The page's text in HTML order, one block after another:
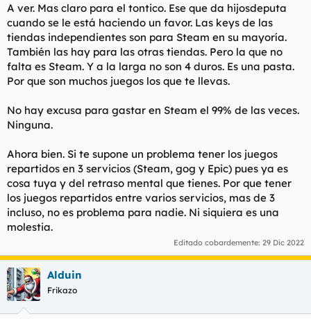
A ver. Mas claro para el tontico. Ese que da hijosdeputa
cuando se le está haciendo un favor. Las keys de las
tiendas independientes son para Steam en su mayoría.
También las hay para las otras tiendas. Pero la que no
falta es Steam. Y a la larga no son 4 duros. Es una pasta.
Por que son muchos juegos los que te llevas.
No hay excusa para gastar en Steam el 99% de las veces.
Ninguna.
Ahora bien. Si te supone un problema tener los juegos
repartidos en 3 servicios (Steam, gog y Epic) pues ya es
cosa tuya y del retraso mental que tienes. Por que tener
los juegos repartidos entre varios servicios, mas de 3
incluso, no es problema para nadie. Ni siquiera es una
molestia.
Editado cobardemente: 29 Dic 2022
Alduin
Frikazo